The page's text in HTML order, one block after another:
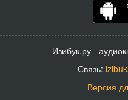
Изибук.ру -
Связь:
Версия